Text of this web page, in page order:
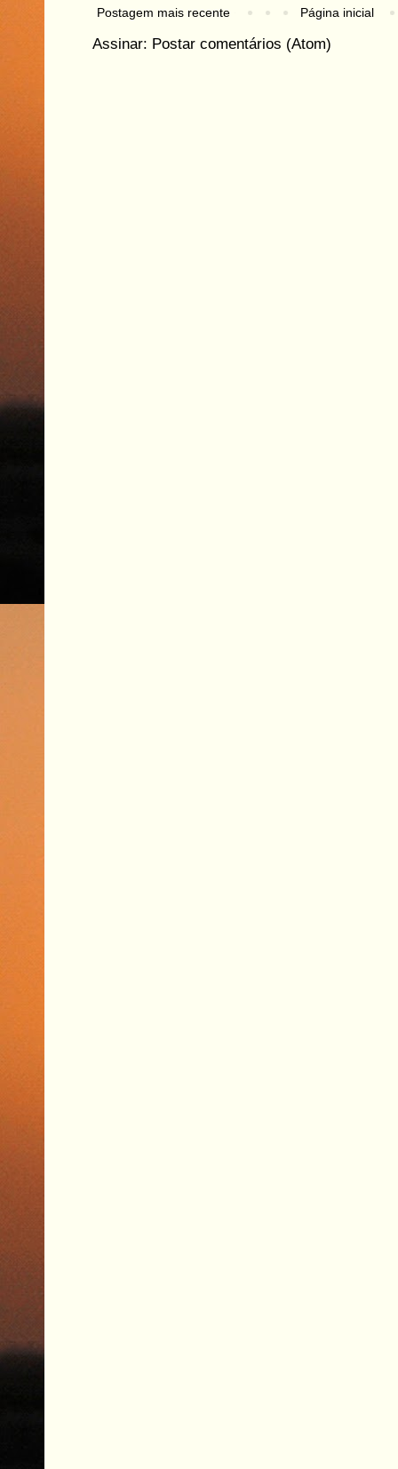
Postagem mais recente Página inicial
Assinar: Postar comentários (Atom)